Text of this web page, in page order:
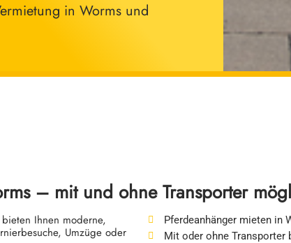
in Worms und
– mit und ohne Transporter
Ihnen moderne,
Umzüge oder
Pferdeanhänger mieten in
Mit oder ohne Transporter